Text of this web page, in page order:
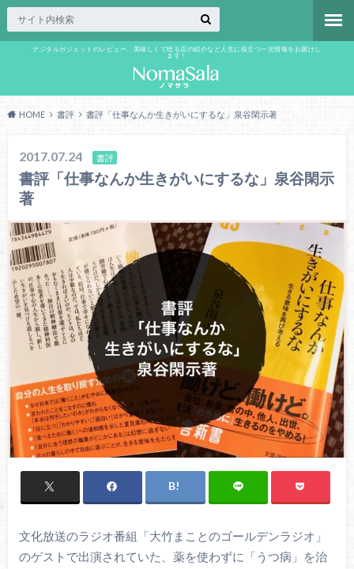
デジタルガジェットのレビュー、美味しくて唸る店の紹介など人生に役立つ一次情報をお届けし
ます！
HOME 書評 書評「仕事なんか生きがいにするな」泉谷閑示著
2017.07.24 書評
書評「仕事なんか生きがいにするな」泉谷閑示
著
文化放送のラジオ番組「大竹まことのゴールデンラジオ」
のゲストで出演されていた、薬を使わずに「うつ病」を治